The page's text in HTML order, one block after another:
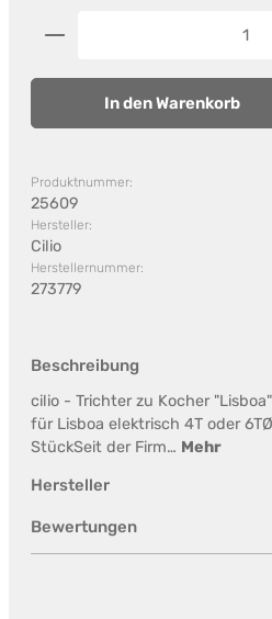
Produkt Anzahl: Gib
In den Warenkorb
Produktnummer:
25609
Hersteller:
Cilio
Herstellernummer:
273779
Beschreibung
cilio - Trichter zu Kocher
für Lisboa elektrisch 4T oder
StückSeit der Firm… Mehr
Hersteller
Bewertungen